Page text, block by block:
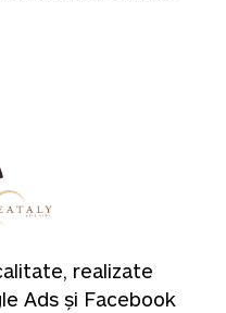
realizate
Ads și Facebook